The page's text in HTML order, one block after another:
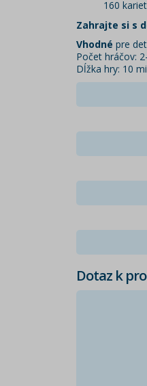
160
Zahrajte si s
Vhodné pre
Počet hráčov:
Dĺžka hry: 10
Dotaz k